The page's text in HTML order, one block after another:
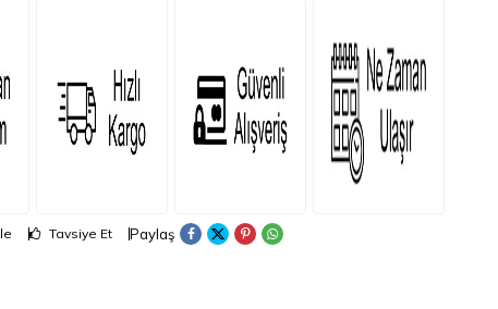
Tavsiye Et Paylaş